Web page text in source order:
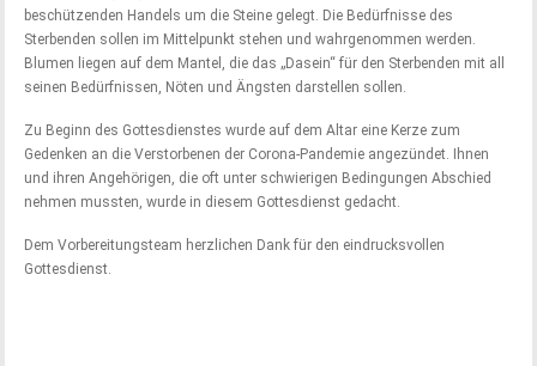
beschützenden Handels um die Steine gelegt. Die Bedürfnisse des
Sterbenden sollen im Mittelpunkt stehen und wahrgenommen werden.
Blumen liegen auf dem Mantel, die das „Dasein“ für den Sterbenden mit all
seinen Bedürfnissen, Nöten und Ängsten darstellen sollen.
Zu Beginn des Gottesdienstes wurde auf dem Altar eine Kerze zum
Gedenken an die Verstorbenen der Corona-Pandemie angezündet. Ihnen
und ihren Angehörigen, die oft unter schwierigen Bedingungen Abschied
nehmen mussten, wurde in diesem Gottesdienst gedacht.
Dem Vorbereitungsteam herzlichen Dank für den eindrucksvollen
Gottesdienst.